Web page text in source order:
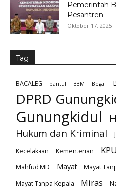
Pemerintah
Pesantren
Oktober 17, 2025
Tag
BACALEG bantul BBM Begal
DPRD
Gunungkidul
Hukum dan Kriminal
Kecelakaan
Kementerian KPU
Mahfud MD
Mayat
Mayat
Mayat Tanpa Kepala
Miras